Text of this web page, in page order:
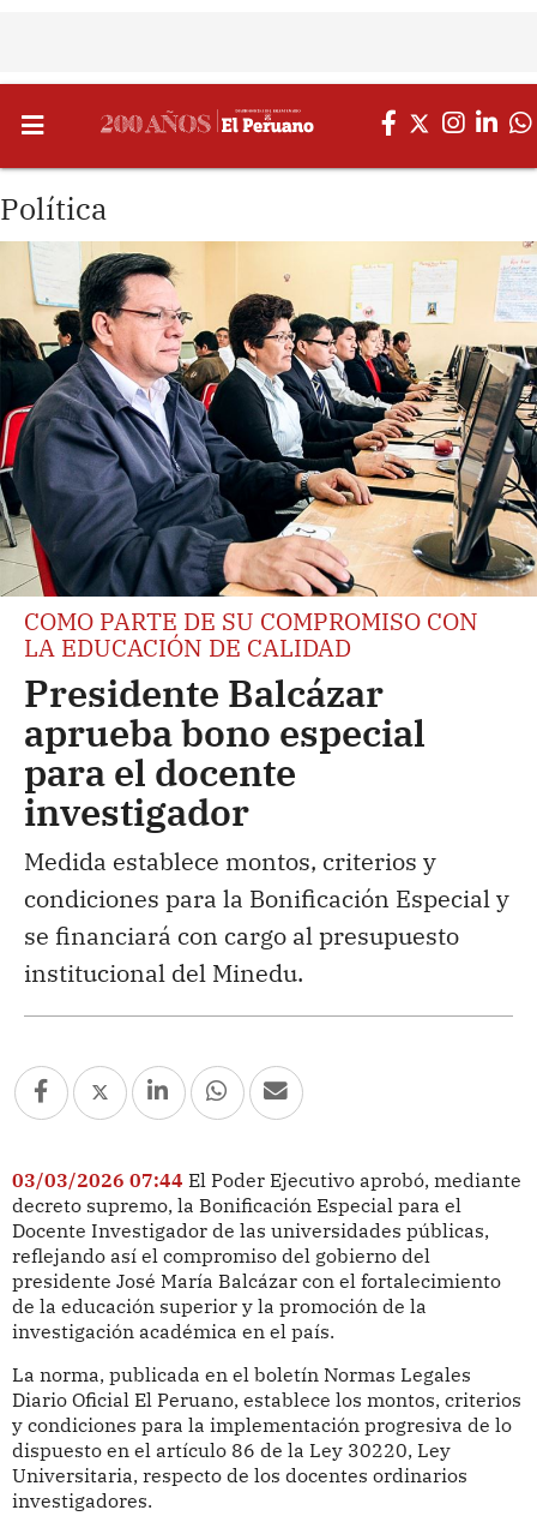
Política
COMO PARTE DE SU COMPROMISO CON
LA EDUCACIÓN DE CALIDAD
Presidente Balcázar
aprueba bono especial
para el docente
investigador
Medida establece montos, criterios y
condiciones para la Bonificación Especial y
se financiará con cargo al presupuesto
institucional del Minedu.
03/03/2026 07:44 El Poder Ejecutivo aprobó, mediante
decreto supremo, la Bonificación Especial para el
Docente Investigador de las universidades públicas,
reflejando así el compromiso del gobierno del
presidente José María Balcázar con el fortalecimiento
de la educación superior y la promoción de la
investigación académica en el país.
La norma, publicada en el boletín Normas Legales
Diario Oficial El Peruano, establece los montos, criterios
y condiciones para la implementación progresiva de lo
dispuesto en el artículo 86 de la Ley 30220, Ley
Universitaria, respecto de los docentes ordinarios
investigadores.